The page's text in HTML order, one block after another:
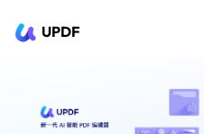
UPDF
AI Agents
政企采购